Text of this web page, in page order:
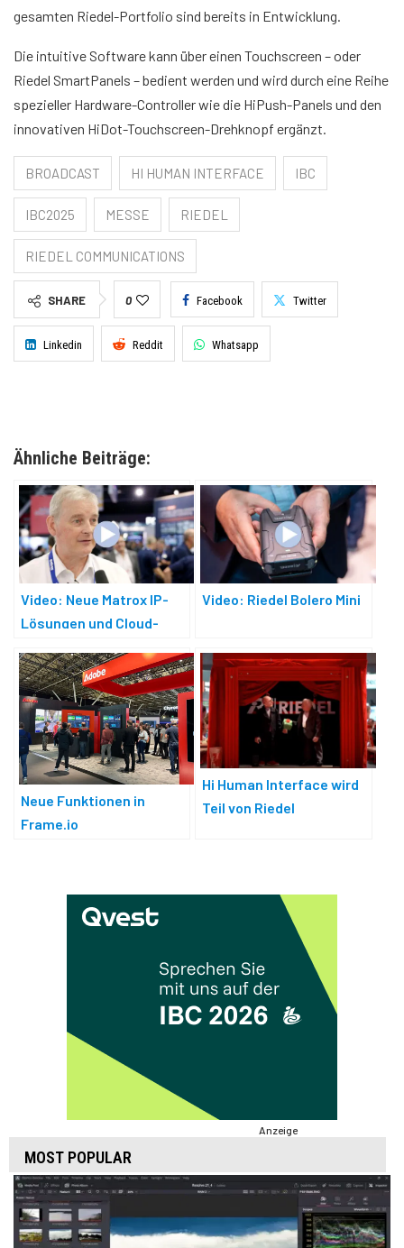
gesamten Riedel-Portfolio sind bereits in Entwicklung.
Die intuitive Software kann über einen Touchscreen – oder
Riedel SmartPanels – bedient werden und wird durch eine Reihe
spezieller Hardware-Controller wie die HiPush-Panels und den
innovativen HiDot-Touchscreen-Drehknopf ergänzt.
BROADCAST HI HUMAN INTERFACE IBC
IBC2025 MESSE RIEDEL
RIEDEL COMMUNICATIONS
SHARE 0 Facebook Twitter
Linkedin Reddit Whatsapp
Ähnliche Beiträge:
Video: Neue Matrox IP-
Lösungen und Cloud-
Video: Riedel Bolero Mini
Neue Funktionen in
Frame.io
Hi Human Interface wird
Teil von Riedel
Anzeige
MOST POPULAR